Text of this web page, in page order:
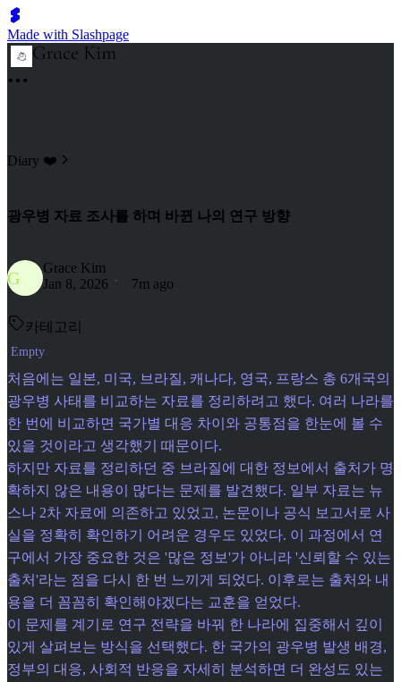
Made with Slashpage
Diary ❤️
광우병 자료 조사를 하며 바뀐 나의 연구 방향
G
Grace Kim
Jan 8, 2026
7m ago
카테고리
Empty
처음에는 일본, 미국, 브라질, 캐나다, 영국, 프랑스 총 6개국의
광우병 사태를 비교하는 자료를 정리하려고 했다. 여러 나라를
한 번에 비교하면 국가별 대응 차이와 공통점을 한눈에 볼 수
있을 것이라고 생각했기 때문이다.
하지만 자료를 정리하던 중 브라질에 대한 정보에서 출처가 명
확하지 않은 내용이 많다는 문제를 발견했다. 일부 자료는 뉴
스나 2차 자료에 의존하고 있었고, 논문이나 공식 보고서로 사
실을 정확히 확인하기 어려운 경우도 있었다. 이 과정에서 연
구에서 가장 중요한 것은 '많은 정보'가 아니라 '신뢰할 수 있는
출처'라는 점을 다시 한 번 느끼게 되었다. 이후로는 출처와 내
용을 더 꼼꼼히 확인해야겠다는 교훈을 얻었다.
이 문제를 계기로 연구 전략을 바꿔 한 나라에 집중해서 깊이
있게 살펴보는 방식을 선택했다. 한 국가의 광우병 발생 배경,
정부의 대응, 사회적 반응을 자세히 분석하면 더 완성도 있는